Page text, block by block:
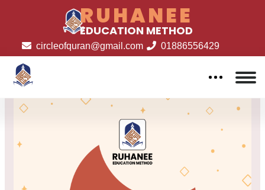
RUHANEE
EDUCATION METHOD
circleofquran@gmail.com 01886556429